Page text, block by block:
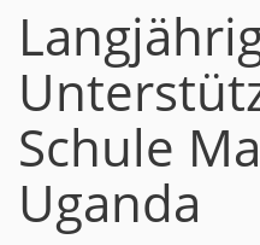
Schule
Uganda